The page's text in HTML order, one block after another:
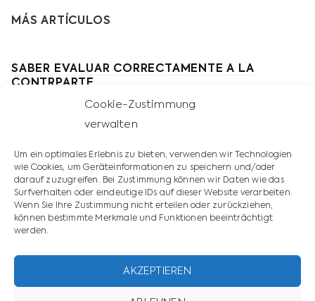
Cookie-Zustimmung
verwalten
Um ein optimales Erlebnis zu bieten, verwenden wir Technologien
wie Cookies, um Geräteinformationen zu speichern und/oder
darauf zuzugreifen. Bei Zustimmung können wir Daten wie das
Surfverhalten oder eindeutige IDs auf dieser Website verarbeiten.
Wenn Sie Ihre Zustimmung nicht erteilen oder zurückziehen,
können bestimmte Merkmale und Funktionen beeinträchtigt
werden.
AKZEPTIEREN
MÁS ARTÍCULOS
SABER EVALUAR CORRECTAMENTE A LA
CONTRPARTE
NEGOCIACIONES INTERNACIONALES
NEGOCIACIÓN EXITOSA CON MONOPOLISTAS
LAS CUATRO ESTRATEGIAS DE NEGOCIACIÓN
MAS IMPORTANTES